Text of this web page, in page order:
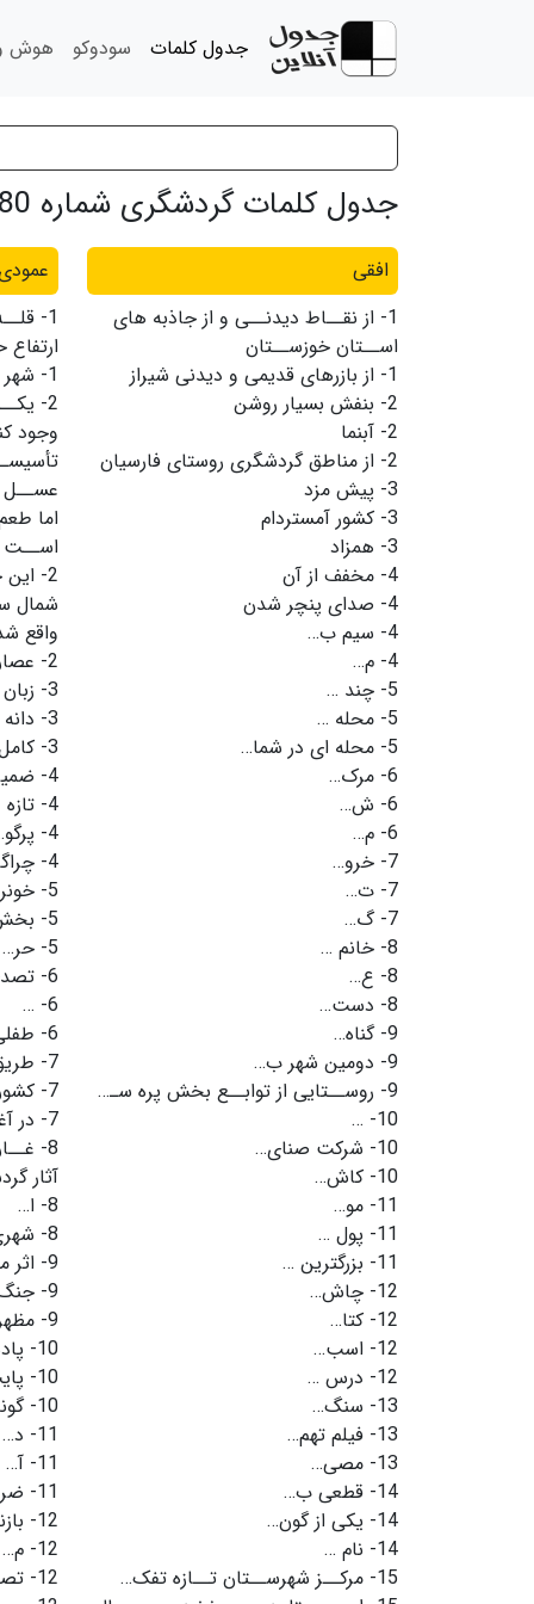
جدول کلمات سودوکو هوش
جدول کلمات گردشگری شماره 180
افقی
1- از نقــاط دیدنــى و از جاذبه هاى
اســتان خوزســتان
1- از بازرهای قدیمی و دیدنی شیراز
2- بنفش بسیار روشن
2- آبنما
2- از مناطق گردشگری روستای فارسیان
3- پیش مزد
3- کشور آمستردام
3- همزاد
4- مخفف از آن
4- صدای پنچر شدن
4- سیم ب…
4- م…
5- چند …
5- محله …
5- محله ای در شما…
6- مرک…
6- ش…
6- م…
7- خرو…
7- ت…
7- گ…
8- خانم …
8- ع…
8- دست…
9- گناه…
9- دومین شهر ب…
9- روســتایى از توابــع بخش پره سـ…
10-
…
10- شرکت صنای…
10- کاش…
11- مو…
11- پول …
11- بزرگترین …
12- چاش…
12- کتا…
12- اسب…
12- درس …
13- سنگ…
13- فیلم تهم…
13- مصی…
14- قطعی ب…
14- یکی از گون…
14- نام …
15- مرکــز شهرســتان تــازه تفک…
1-
ارتفاع
1- شهر
2-
وجود
عســل
اما
اســت
2-
شمال
واقع
2-
3-
3-
3-
4-
4-
4-
4-
5-
5-
5- حر…
6-
6-
…
6-
7-
7-
7- در
8-
آثار
8- ا…
8-
9- اثر
9-
9-
10-
10-
10-
11- د…
11- آ…
11-
12-
12- م…
12-